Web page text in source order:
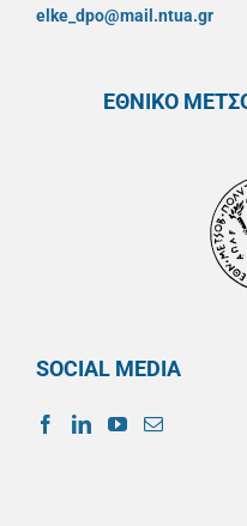
elke_dpo@mail.ntua.gr
ΕΘΝΙΚΟ
SOCIAL MEDIA